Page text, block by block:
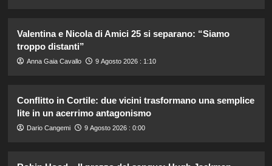
5
natura e animali: bikini mozzafiato e
1
dopo il Grande Fratello? Lui nega le
voci
Valentina e Nicola di Amici 25 si separano: “Siamo
troppo distanti”
Anna Gaia Cavallo 9 Agosto 2026 : 1:10
Conflitto in Cortile: due vicini trasformano una semplice
lite in un acerrimo antagonismo
Dario Cangemi 9 Agosto 2026 : 0:00